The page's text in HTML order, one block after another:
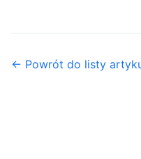
← Powrót do listy